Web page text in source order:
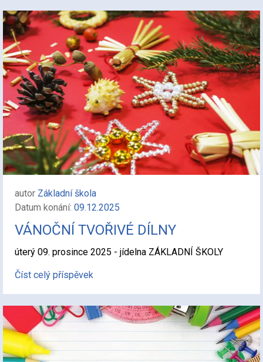
autor Základní škola
Datum konání: 09.12.2025
VÁNOČNÍ TVOŘIVÉ DÍLNY
úterý 09. prosince 2025 - jídelna ZÁKLADNÍ ŠKOLY
Číst celý příspěvek